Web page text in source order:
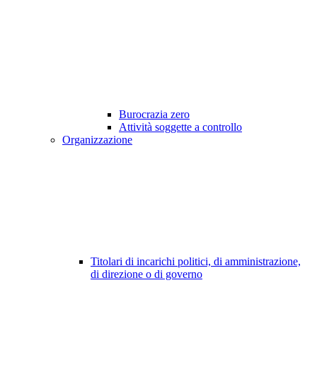
Burocrazia zero
Attività soggette a controllo
Organizzazione
Titolari di incarichi politici, di amministrazione,
di direzione o di governo